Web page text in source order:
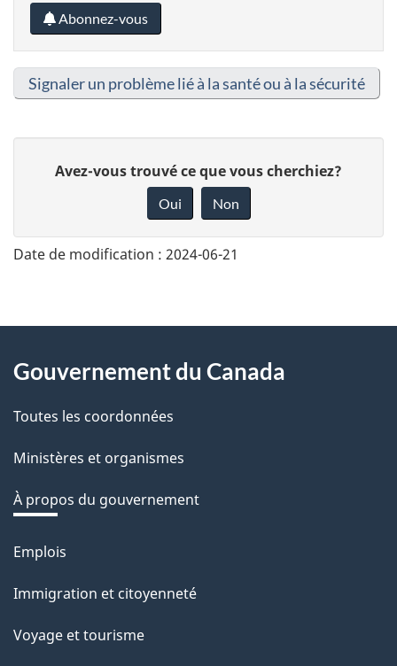
Abonnez-vous
Signaler un problème lié à la santé ou à la sécurité
n
v
o
t
r
r
é
t
r
a
c
Avez-vous trouvé ce que vous cherchiez?
Oui Non
Date de modification : 2024-06-21
About
this
site
Gouvernement du Canada
Toutes les coordonnées
Ministères et organismes
À propos du gouvernement
Thèmes
sujets
Emplois
Immigration et citoyenneté
Voyage et tourisme